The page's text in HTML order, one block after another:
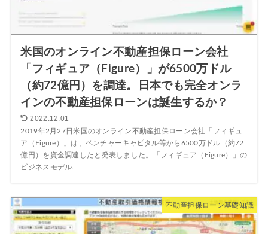
米国のオンライン不動産担保ローン会社
「フィギュア（Figure）」が6500万ドル
（約72億円）を調達。日本でも完全オンラ
インの不動産担保ローンは誕生するか？
2022.12.01
2019年2月27日米国のオンライン不動産担保ローン会社「フィギュ
ア（Figure）」は、ベンチャーキャピタル等から6500万ドル（約72
億円）を資金調達したと発表しました。「フィギュア（Figure）」の
ビジネスモデル...
不動産担保ローン基礎知識